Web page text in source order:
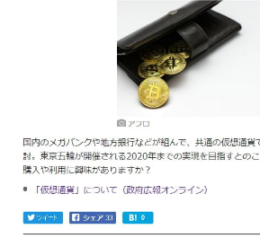
す」⇒「金を経由するドル入手」手段
韓国･外為取引量「1日
ル」まで拡大 ⇒ 海外資金の動きに強く
韓国･帰ってきた李在明
い「50.5％」に上昇
『Money1』
韓国大統領府ボンクラ
た ⇒ 国家が行った恐るべき株価操作
断
動」